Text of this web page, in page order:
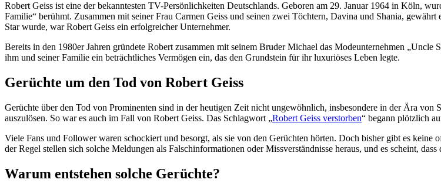
Robert Geiss ist eine der bekanntesten TV-Persönlichkeiten Deutschlands. Geboren am 29. Januar 1964 in Köln,
Familie“ berühmt. Zusammen mit seiner Frau Carmen Geiss und seinen zwei Töchtern, Davina und Shania,
Star wurde, war Robert Geiss ein erfolgreicher Unternehmer.
Bereits in den 1980er Jahren gründete Robert zusammen mit seinem Bruder Michael das Modeunternehmen
ihm und seiner Familie ein beträchtliches Vermögen ein, das den Grundstein für ihr luxuriöses Leben legte.
Gerüchte um den Tod von Robert Geiss
Gerüchte über den Tod von Prominenten sind in der heutigen Zeit nicht ungewöhnlich, insbesondere in der Ära
auszulösen. So war es auch im Fall von Robert Geiss. Das Schlagwort „Robert Geiss verstorben“ begann plötzlich
Viele Fans und Follower waren schockiert und besorgt, als sie von den Gerüchten hörten. Doch bisher gibt es
der Regel stellen sich solche Meldungen als Falschinformationen oder Missverständnisse heraus, und es scheint,
Warum entstehen solche Gerüchte?